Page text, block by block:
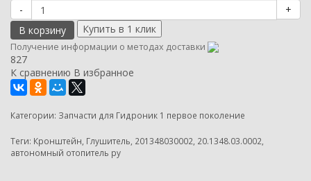
-
+
В корзину
Получение информации о методах доставки
827
К сравнению В избранное
Категории: Запчасти для Гидроник 1 первое поколение
Теги: Кронштейн Глушитель 201348030002 20.1348.03.0002
автономный отопитель ру